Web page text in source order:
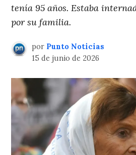
tenía 95 años. Estaba
por su familia.
por Punto Noticias
15 de junio de 2026